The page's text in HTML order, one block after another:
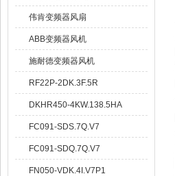
伟肯变频器风扇
ABB变频器风机
施耐德变频器风机
RF22P-2DK.3F.5R
DKHR450-4KW.138.5HA
FC091-SDS.7Q.V7
FC091-SDQ.7Q.V7
FN050-VDK.4I.V7P1